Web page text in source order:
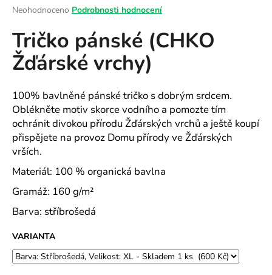
Průměrné
produktu
je
0,0
z
hvězdiček.
Neohodnoceno Podrobnosti hodnocení
Tričko pánské (CHKO
Žďárské vrchy)
100% bavlněné pánské tričko s dobrým srdcem.
Oblékněte motiv skorce vodního a pomozte tím
ochránit divokou přírodu Žďárských vrchů a ještě koupí
přispějete na provoz Domu přírody ve Žďárských
vrších.
Materiál: 100 % organická bavlna
Gramáž: 160 g/m²
Barva: stříbrošedá
VARIANTA
a
j
í
t
HLEDAT
D
o
p
o
r
u